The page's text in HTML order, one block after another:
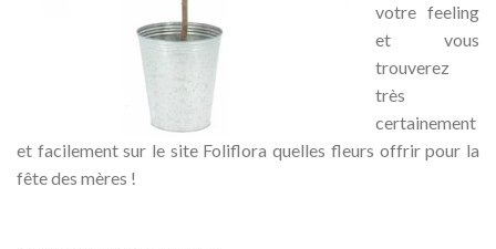
votre feeling
et vous
trouverez
très
certainement
et facilement sur le site Foliflora quelles fleurs offrir pour la
fête des mères !